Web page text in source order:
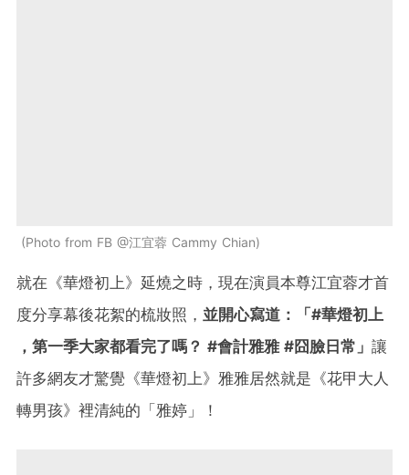
Photo from FB @江宜蓉 Cammy Chian
就在《華燈初上》延燒之時，現在演員本尊江宜蓉才首
度分享幕後花絮的梳妝照， 並開心寫道：「#華燈初上
，第一季大家都看完了嗎？ #會計雅雅 #囧臉日常」 讓
許多網友才驚覺《華燈初上》雅雅居然就是《花甲大人
轉男孩》裡清純的「雅婷」！